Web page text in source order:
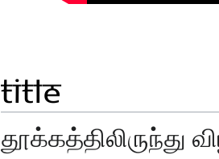
Title
தூக்கத்திலிருந்து